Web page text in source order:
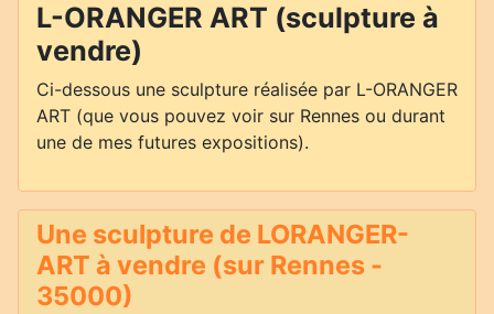
L-ORANGER ART (sculpture à
vendre)
Ci-dessous une sculpture réalisée par L-ORANGER
ART (que vous pouvez voir sur Rennes ou durant
une de mes futures expositions).
Une sculpture de LORANGER-
ART à vendre (sur Rennes -
35000)